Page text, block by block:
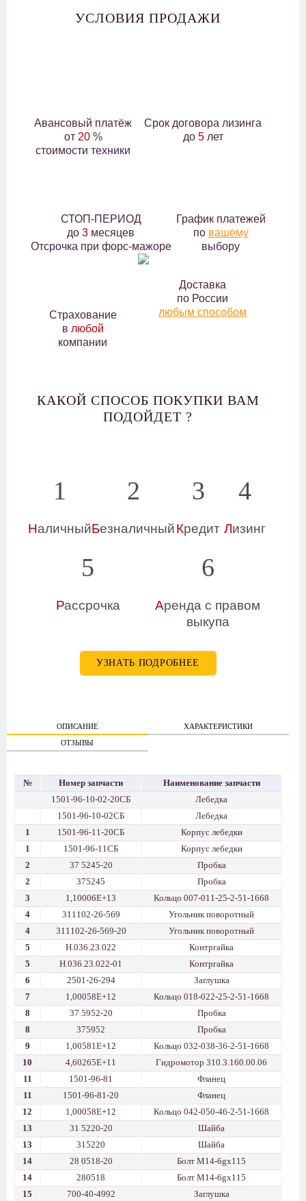
УСЛОВИЯ ПРОДАЖИ
Авансовый платёж
от 20%
стоимости техники
Срок договора лизинга
до 5лет
СТОП-ПЕРИОД
до 3 месяцев
Отсрочка при форс-мажоре
График платежей
по вашему
выбору
Страхование
в любой
компании
Доставка
по России
любым способом
КАКОЙ СПОСОБ ПОКУПКИ ВАМ
ПОДОЙДЕТ ?
1
Наличный
2
Безналичный
3
Кредит
4
Лизинг
5
Рассрочка
6
Аренда с правом
выкупа
УЗНАТЬ ПОДРОБНЕЕ
ОПИСАНИЕ
ХАРАКТЕРИСТИКИ
ОТЗЫВЫ
№ Номер запчасти
Наименование запчасти
1501-96-10-02-20СБ
Лебедка
1501-96-10-02СБ
Лебедка
1
1501-96-11-20СБ
Корпус лебедки
1
1501-96-11СБ
Корпус лебедки
2
37 5245-20
Пробка
2
375245
Пробка
3
1,10006E+13
Кольцо 007-011-25-2-51-1668
4
311102-26-569
Угольник поворотный
4
311102-26-569-20
Угольник поворотный
5
Н.036.23.022
Контргайка
5
Н.036.23.022-01
Контргайка
6
2501-26-294
Заглушка
7
1,00058E+12
Кольцо 018-022-25-2-51-1668
8
37 5952-20
Пробка
8
375952
Пробка
9
1,00581E+12
Кольцо 032-038-36-2-51-1668
10
4,60265E+11
Гидромотор 310.3.160.00.06
11
1501-96-81
Фланец
11
1501-96-81-20
Фланец
12
1,00058E+12
Кольцо 042-050-46-2-51-1668
13
31 5220-20
Шайба
13
315220
Шайба
14
28 0518-20
Болт М14-6gx115
14
280518
Болт М14-6gx115
15
700-40-4992 Заглушка